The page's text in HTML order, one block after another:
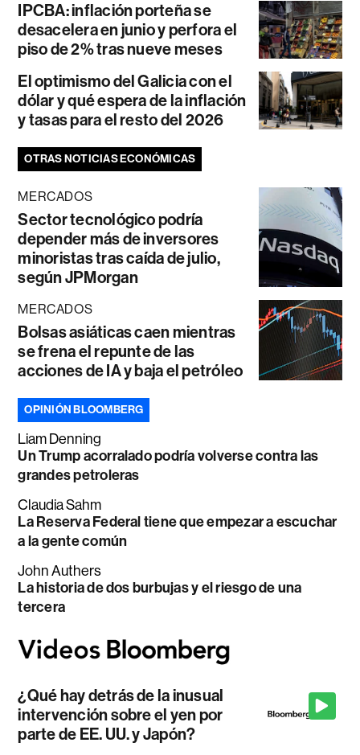
IPCBA: inflación porteña se
desacelera en junio y perfora el
piso de 2% tras nueve meses
El optimismo del Galicia con el
dólar y qué espera de la inflación
y tasas para el resto del 2026
OTRAS NOTICIAS ECONÓMICAS
MERCADOS
Sector tecnológico podría
depender más de inversores
minoristas tras caída de julio,
según JPMorgan
MERCADOS
Bolsas asiáticas caen mientras
se frena el repunte de las
acciones de IA y baja el petróleo
OPINIÓN BLOOMBERG
Liam Denning
Un Trump acorralado podría volverse contra las
grandes petroleras
Claudia Sahm
La Reserva Federal tiene que empezar a escuchar
a la gente común
John Authers
La historia de dos burbujas y el riesgo de una
tercera
¿Qué hay detrás de la inusual
intervención sobre el yen por
parte de EE. UU. y Japón?